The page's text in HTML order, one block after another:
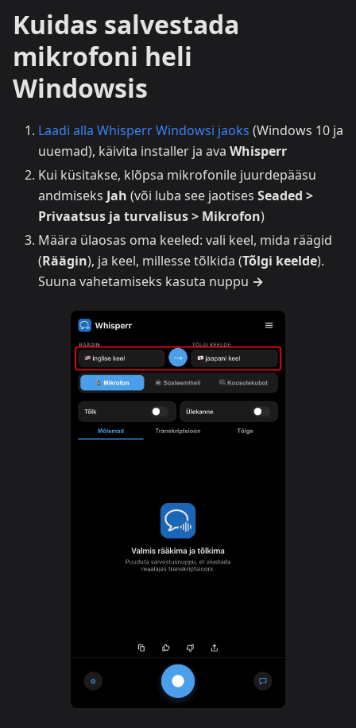
Kuidas salvestada
mikrofoni heli
Windowsis
Laadi alla Whisperr Windowsi jaoks (Windows 10 ja
uuemad), käivita installer ja ava Whisperr
Kui küsitakse, klõpsa mikrofonile juurdepääsu
andmiseks Jah (või luba see jaotises Seaded >
Privaatsus ja turvalisus > Mikrofon)
Määra ülaosas oma keeled: vali keel, mida räägid
(Räägin), ja keel, millesse tõlkida (Tõlgi keelde).
Suuna vahetamiseks kasuta nuppu →